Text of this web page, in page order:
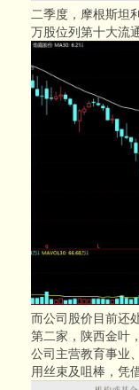
二季度，摩根斯坦
万股位列第十大流
而公司股价目前还
第二家，陕西金叶
公司主营教育事业
用丝束及咀棒，凭